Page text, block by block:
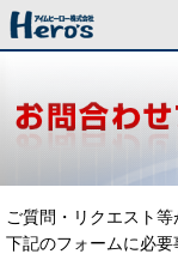
ご質問・リクエスト
下記のフォームに必要